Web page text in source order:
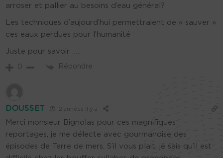
arroser et pallier au besoins d’eau général?
Les techniques d’aujourd’hui permettraient de « sauver »
ces eaux perdues pour l’humanité
Juste pour savoir ….
0 Répondre
DOUSSET 2 années il y a
Merci monsieur Bignolas pour ces magnifiques
reportages, je me délecte avec gourmandise des
épisodes de Terre de mers. S’il vous plait, je sais qu’il est